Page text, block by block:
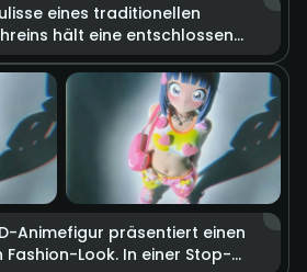
eines traditionellen
hält eine entschlossene
Flammen, Funken und
die Luft. Filmisches Licht
die Spannung vor dem
Kampf und lässt die Szene
inszenierte Actionsequenz
wirken.
Animefigur präsentiert einen
Look. In einer Stop-